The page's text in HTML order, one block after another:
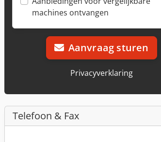
machines ontvangen
Aanvraag sturen
Privacyverklaring
Telefoon & Fax